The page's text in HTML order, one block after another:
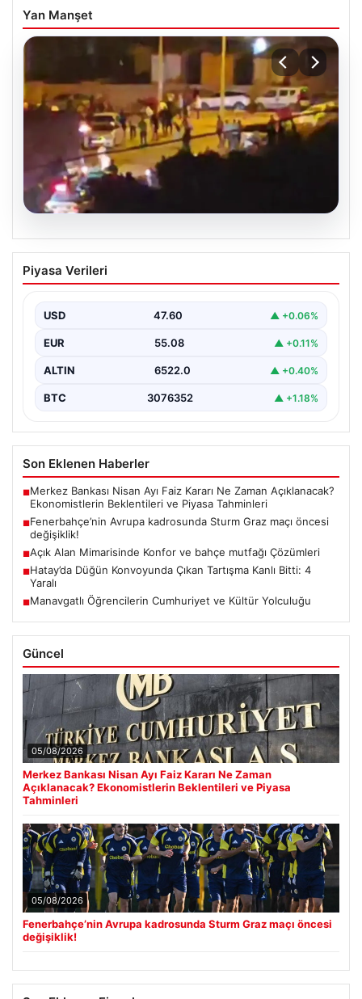
Yan Manşet
03.08.2026
Hatay’da Düğün Konvoyunda Çıkan
Tartışma Kanlı Bitti: 4 Yaralı
kutlaması sırasında başlayan tartışma, kısa sürede
kontrol edilemez hale…
Piyasa Verileri
USD 47.60 ▲ +0.06%
EUR 55.08 ▲ +0.11%
ALTIN 6522.0 ▲ +0.40%
BTC 3076352 ▲ +1.18%
Son Eklenen Haberler
■Merkez Bankası Nisan Ayı Faiz Kararı Ne Zaman Açıklanacak?
Ekonomistlerin Beklentileri ve Piyasa Tahminleri
■Fenerbahçe’nin Avrupa kadrosunda Sturm Graz maçı öncesi
değişiklik!
■Açık Alan Mimarisinde Konfor ve bahçe mutfağı Çözümleri
■Hatay’da Düğün Konvoyunda Çıkan Tartışma Kanlı Bitti: 4
Yaralı
■Manavgatlı Öğrencilerin Cumhuriyet ve Kültür Yolculuğu
Güncel
05/08/2026
Merkez Bankası Nisan Ayı Faiz Kararı Ne Zaman
Açıklanacak? Ekonomistlerin Beklentileri ve Piyasa
Tahminleri
05/08/2026
Fenerbahçe’nin Avrupa kadrosunda Sturm Graz maçı öncesi
değişiklik!